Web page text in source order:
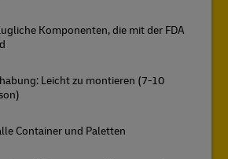
Komponenten, die mit der FDA
Leicht zu montieren (7-10
Container und Paletten